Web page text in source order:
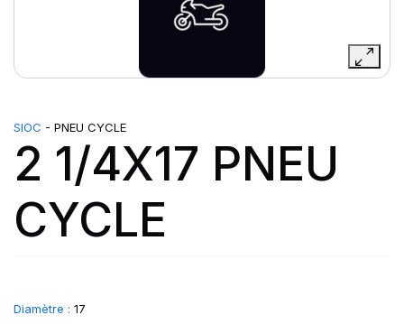
SIOC - PNEU CYCLE
2 1/4X17 PNEU
CYCLE
Diamètre : 17